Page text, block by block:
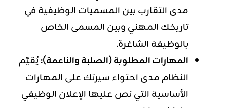
مدى التقارب بين المسميات الوظيفية في
تاريخك المهني وبين المسمى الخاص
بالوظيفة الشاغرة.
المهارات المطلوبة (الصلبة والناعمة):يُقيّم
النظام مدى احتواء سيرتك على المهارات
الأساسية التي نص عليها الإعلان الوظيفي